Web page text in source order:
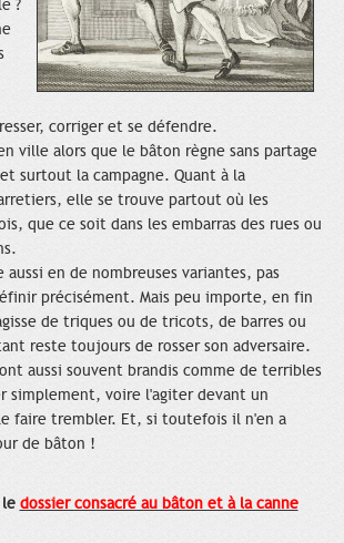
?
corriger et se défendre.
ville alors que le bâton règne sans partage
surtout la campagne. Quant à la
elle se trouve partout où les
que ce soit dans les embarras des rues ou
aussi en de nombreuses variantes, pas
précisément. Mais peu importe, en fin
de triques ou de tricots, de barres ou
reste toujours de rosser son adversaire.
aussi souvent brandis comme de terribles
simplement, voire l'agiter devant un
faire trembler. Et, si toutefois il n'en a
de bâton !
dossier consacré au bâton et à la canne